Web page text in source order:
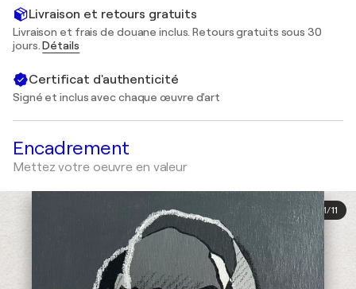
Livraison et retours gratuits
Livraison et frais de douane inclus. Retours gratuits sous 30
jours.Détails
Certificat d'authenticité
Signé et inclus avec chaque œuvre d'art
Encadrement
Mettez votre oeuvre en valeur
1/11